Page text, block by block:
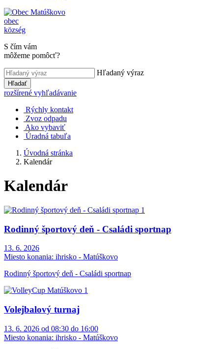
obec
község
S čím vám
môžeme pomôcť?
Hľadaný výraz
Hľadať
rozšírené vyhľadávanie
Rýchly kontakt
Zvoz odpadu
Ako vybaviť
Úradná tabuľa
Úvodná stránka
Kalendár
Kalendár
Rodinný športový deň - Családi sportnap
13. 6. 2026
Miesto konania: ihrisko - Matúškovo
Rodinný športový deň - Családi sportnap
Volejbalový turnaj
13. 6. 2026 od 08:30 do 16:00
Miesto konania: ihrisko - Matúškovo